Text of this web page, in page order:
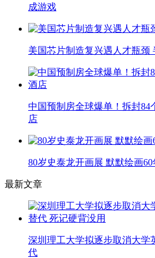
成游戏
美国芯片制造复兴遇人才瓶颈
中国预制房全球爆单！拆封84
店
80岁史泰龙开画展 默默绘画
最新文章
深圳理工大学拟逐步取消大学
代